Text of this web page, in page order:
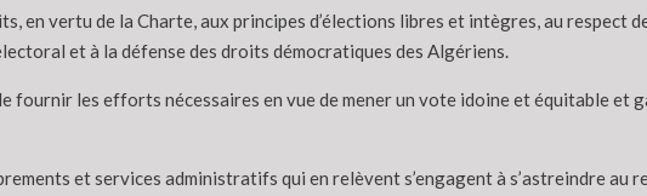
en vertu de la Charte, aux principes d’élections libres et intègres, au respect
et à la défense des droits démocratiques des Algériens.
fournir les efforts nécessaires en vue de mener un vote idoine et équitable et
et services administratifs qui en relèvent s’engagent à s’astreindre